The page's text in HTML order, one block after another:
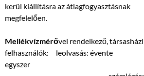
kerül kiállításra az átlagfogyasztásnak
megfelelően.
Mellékvízmérővel rendelkező, társasházi
felhasználók: leolvasás: évente
egyszer